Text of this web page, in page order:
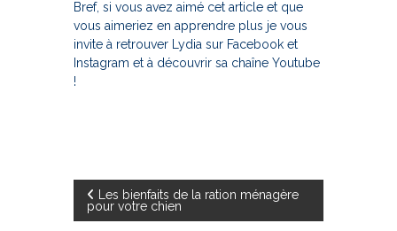
Bref, si vous avez aimé cet article et que
vous aimeriez en apprendre plus je vous
invite à retrouver Lydia sur Facebook et
Instagram et à découvrir sa chaîne Youtube
!
N
Les bienfaits de la ration ménagère
pour votre chien